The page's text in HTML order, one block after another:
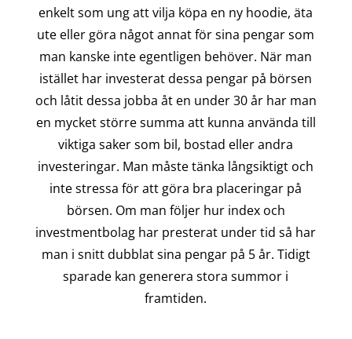
enkelt som ung att vilja köpa en ny hoodie, äta
ute eller göra något annat för sina pengar som
man kanske inte egentligen behöver. När man
istället har investerat dessa pengar på börsen
och låtit dessa jobba åt en under 30 år har man
en mycket större summa att kunna använda till
viktiga saker som bil, bostad eller andra
investeringar. Man måste tänka långsiktigt och
inte stressa för att göra bra placeringar på
börsen. Om man följer hur index och
investmentbolag har presterat under tid så har
man i snitt dubblat sina pengar på 5 år. Tidigt
sparade kan generera stora summor i
framtiden.